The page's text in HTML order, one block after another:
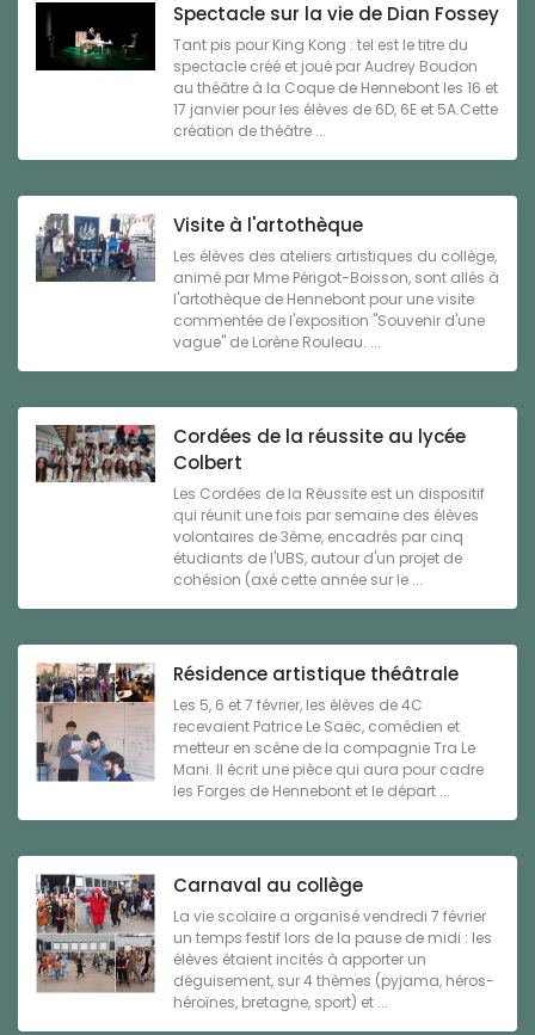
Spectacle sur la vie de Dian Fossey
Tant pis pour King Kong : tel est le titre du
spectacle créé et joué par Audrey Boudon
au théâtre à la Coque de Hennebont les 16 et
17 janvier pour les élèves de 6D, 6E et 5A.Cette
création de théâtre ...
Visite à l'artothèque
Les élèves des ateliers artistiques du collège,
animé par Mme Périgot-Boisson, sont allés à
l'artothèque de Hennebont pour une visite
commentée de l'exposition "Souvenir d'une
vague" de Lorène Rouleau. ...
Cordées de la réussite au lycée
Colbert
Les Cordées de la Réussite est un dispositif
qui réunit une fois par semaine des élèves
volontaires de 3ème, encadrés par cinq
étudiants de l'UBS, autour d'un projet de
cohésion (axé cette année sur le ...
Résidence artistique théâtrale
Les 5, 6 et 7 février, les élèves de 4C
recevaient Patrice Le Saëc, comédien et
metteur en scène de la compagnie Tra Le
Mani. Il écrit une pièce qui aura pour cadre
les Forges de Hennebont et le départ ...
Carnaval au collège
La vie scolaire a organisé vendredi 7 février
un temps festif lors de la pause de midi : les
élèves étaient incités à apporter un
déguisement, sur 4 thèmes (pyjama, héros-
héroïnes, bretagne, sport) et ...